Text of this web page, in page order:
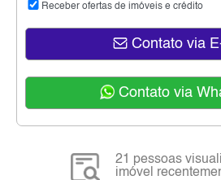
Receber ofertas de imóveis e crédito
Contato via
Contato via
21 pessoas
imóvel